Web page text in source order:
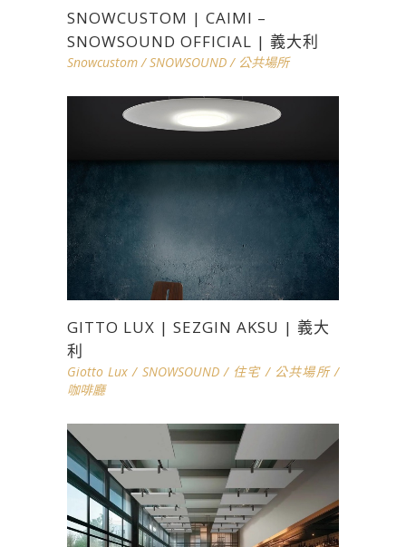
SNOWCUSTOM | CAIMI –
SNOWSOUND OFFICIAL | 義大利
Snowcustom/SNOWSOUND/ 公共場所
GITTO LUX | SEZGIN AKSU | 義大
利
Giotto Lux / SNOWSOUND/ 住宅/ 公共場所/
咖啡廳